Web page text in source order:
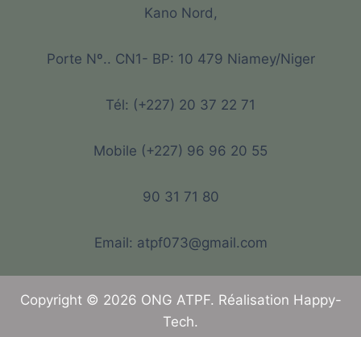
Kano Nord,
Porte Nº.. CN1- BP: 10 479 Niamey/Niger
Tél: (+227) 20 37 22 71
Mobile (+227) 96 96 20 55
90 31 71 80
Email: atpf073@gmail.com
Copyright © 2026 ONG ATPF. Réalisation Happy-
Tech.